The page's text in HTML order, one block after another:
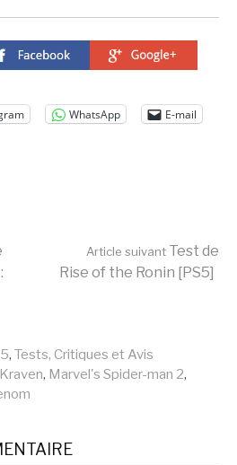
WhatsApp E-mail
Article suivant Test de
Rise of the Ronin [PS5]
, Tests, Critiques et Avis
Kraven, Marvel's Spider-man 2,